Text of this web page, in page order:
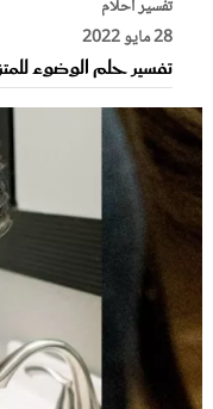
تفسير أحلام
28 مايو 2022
تفسير حلم الوضوء